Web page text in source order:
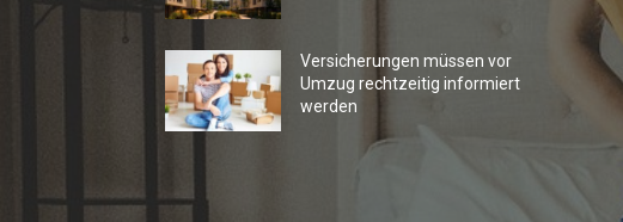
Versicherungen müssen vor
Umzug rechtzeitig informiert
werden